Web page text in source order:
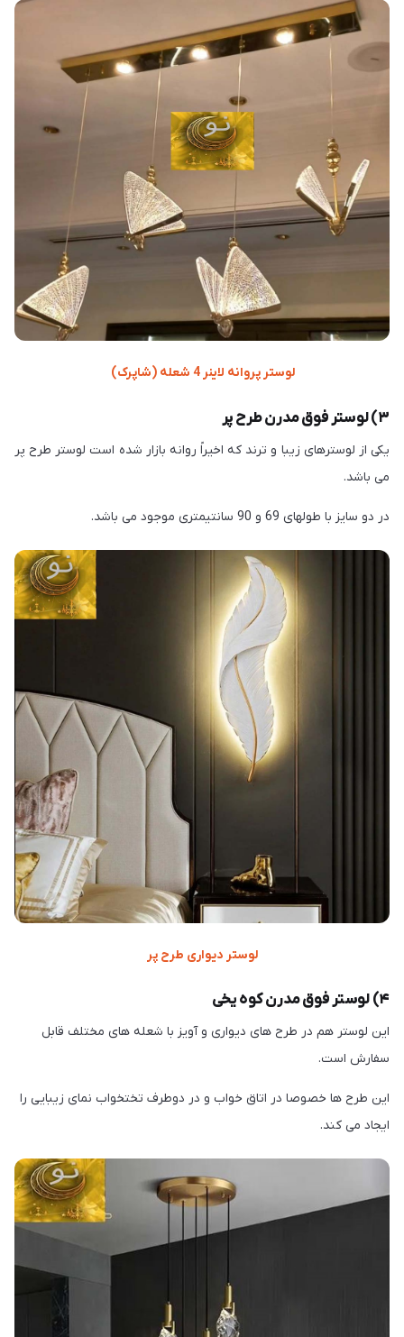
لوستر پروانه لاینر 4 شعله (شاپرک)
۳) لوستر فوق مدرن طرح پر
یکی از لوسترهای زیبا و ترند که اخیراً روانه بازار شده است لوستر طرح پر
می باشد.
در دو سایز با طولهای 69 و 90 سانتیمتری موجود می باشد.
لوستر دیواری طرح پر
۴) لوستر فوق مدرن کوه یخی
این لوستر هم در طرح های دیواری و آویز با شعله های مختلف قابل
سفارش است.
این طرح ها خصوصا در اتاق خواب و در دوطرف تختخواب نمای زیبایی را
ایجاد می کند.